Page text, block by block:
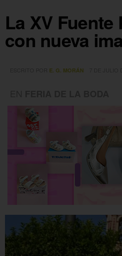
La XV
con nueva
E. G. MORÁN